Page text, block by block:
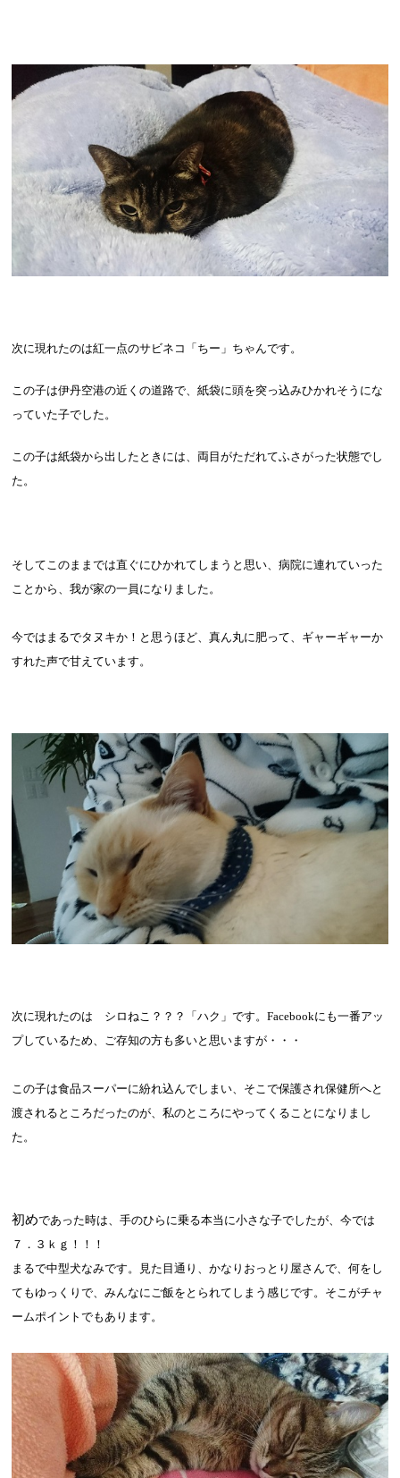
次に現れたのは紅一点のサビネコ「ちー」ちゃんです。
この子は伊丹空港の近くの道路で、紙袋に頭を突っ込みひかれそうにな
っていた子でした。
この子は紙袋から出したときには、両目がただれてふさがった状態でし
た。
そしてこのままでは直ぐにひかれてしまうと思い、病院に連れていった
ことから、我が家の一員になりました。
今ではまるでタヌキか！と思うほど、真ん丸に肥って、ギャーギャーか
すれた声で甘えています。
次に現れたのは シロねこ？？？「ハク」です。Facebookにも一番アッ
プしているため、ご存知の方も多いと思いますが・・・
この子は食品スーパーに紛れ込んでしまい、そこで保護され保健所へと
渡されるところだったのが、私のところにやってくることになりまし
た。
初めであった時は、手のひらに乗る本当に小さな子でしたが、今では
７．３ｋｇ！！！
まるで中型犬なみです。見た目通り、かなりおっとり屋さんで、何をし
てもゆっくりで、みんなにご飯をとられてしまう感じです。そこがチャ
ームポイントでもあります。